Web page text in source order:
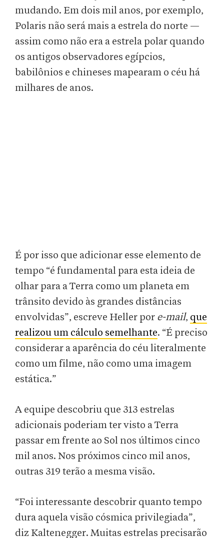
mudando. Em dois mil anos, por exemplo,
Polaris não será mais a estrela do norte —
assim como não era a estrela polar quando
os antigos observadores egípcios,
babilônios e chineses mapearam o céu há
milhares de anos.
É por isso que adicionar esse elemento de
tempo “é fundamental para esta ideia de
olhar para a Terra como um planeta em
trânsito devido às grandes distâncias
envolvidas”, escreve Heller por e-mail, que
realizou um cálculo semelhante. “É preciso
considerar a aparência do céu literalmente
como um filme, não como uma imagem
estática.”
A equipe descobriu que 313 estrelas
adicionais poderiam ter visto a Terra
passar em frente ao Sol nos últimos cinco
mil anos. Nos próximos cinco mil anos,
outras 319 terão a mesma visão.
“Foi interessante descobrir quanto tempo
dura aquela visão cósmica privilegiada”,
diz Kaltenegger. Muitas estrelas precisarão